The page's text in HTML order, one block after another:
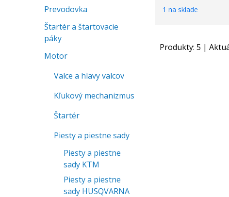
1 na sklade
Produkty: 5 |
Prevodovka
Štartér a štartovacie
páky
Motor
Valce a hlavy valcov
Kľukový mechanizmus
Štartér
Piesty a piestne sady
Piesty a piestne
sady KTM
Piesty a piestne
sady HUSQVARNA